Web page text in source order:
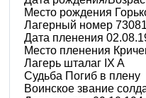
Место рождения
Лагерный номер 73081
Дата пленения
Место пленения
Лагерь шталаг IX A
Судьба Погиб в плену
Воинское звание